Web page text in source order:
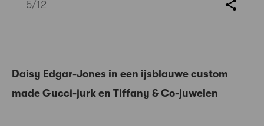
5/12
Daisy Edgar-Jones in een ijsblauwe custom
made Gucci-jurk en Tiffany & Co-juwelen